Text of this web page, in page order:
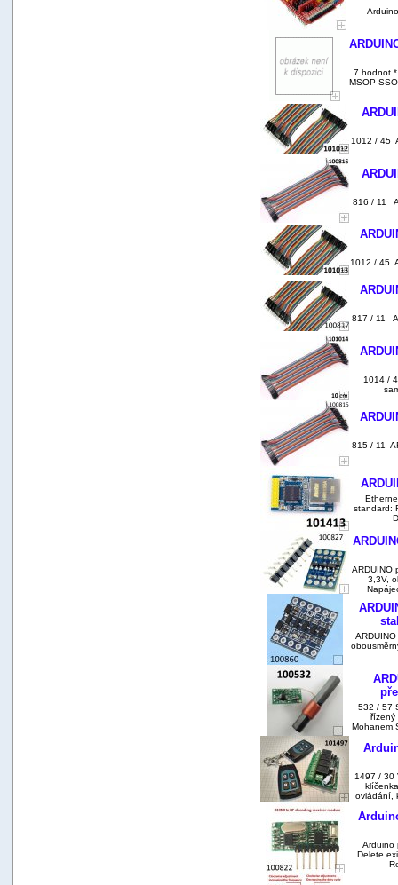
7 hodnot *
MSOP
1012 / 45
816 / 11
1012 / 45
817 / 11
1014 /
815 / 11
standard:
ARDUINO
3,3V,
532 / 57
řízený
1497 / 30
ovládání,
Arduino
Delete